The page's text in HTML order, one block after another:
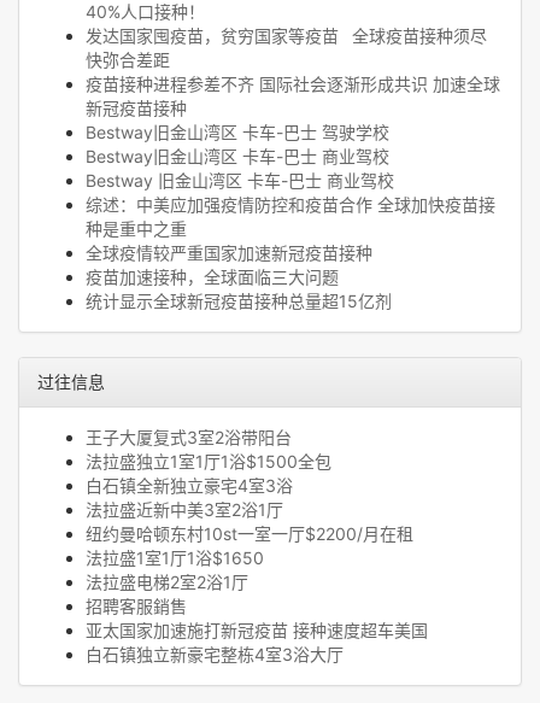
40%人口接种！
发达国家囤疫苗，贫穷国家等疫苗 全球疫苗接种须尽
快弥合差距
疫苗接种进程参差不齐 国际社会逐渐形成共识 加速全球
新冠疫苗接种
Bestway旧金山湾区 卡车-巴士 驾驶学校
Bestway旧金山湾区 卡车-巴士 商业驾校
Bestway 旧金山湾区 卡车-巴士 商业驾校
综述：中美应加强疫情防控和疫苗合作 全球加快疫苗接
种是重中之重
全球疫情较严重国家加速新冠疫苗接种
疫苗加速接种，全球面临三大问题
统计显示全球新冠疫苗接种总量超15亿剂
过往信息
王子大厦复式3室2浴带阳台
法拉盛独立1室1厅1浴$1500全包
白石镇全新独立豪宅4室3浴
法拉盛近新中美3室2浴1厅
纽约曼哈顿东村10st一室一厅$2200/月在租
法拉盛1室1厅1浴$1650
法拉盛电梯2室2浴1厅
招聘客服銷售
亚太国家加速施打新冠疫苗 接种速度超车美国
白石镇独立新豪宅整栋4室3浴大厅